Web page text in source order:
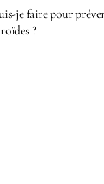
je faire pour
?